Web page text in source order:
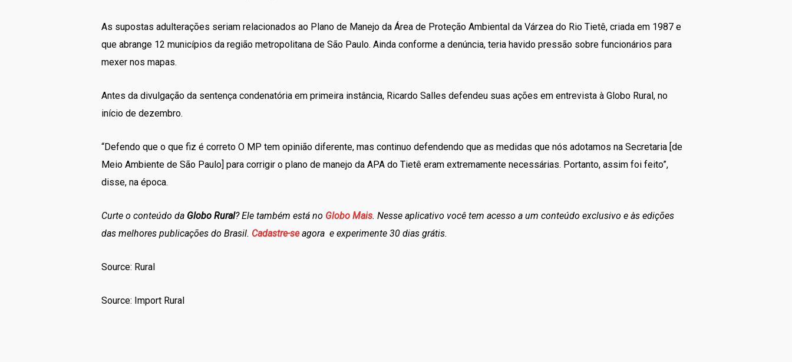
As supostas adulterações seriam relacionados ao Plano de Manejo da Área de Proteção Ambiental da Várzea do Rio Tietê, criada em 1987 e
que abrange 12 municípios da região metropolitana de São Paulo. Ainda conforme a denúncia, teria havido pressão sobre funcionários para
mexer nos mapas.
Antes da divulgação da sentença condenatória em primeira instância, Ricardo Salles defendeu suas ações em entrevista à Globo Rural, no
início de dezembro.
“Defendo que o que fiz é correto O MP tem opinião diferente, mas continuo defendendo que as medidas que nós adotamos na Secretaria [de
Meio Ambiente de São Paulo] para corrigir o plano de manejo da APA do Tietê eram extremamente necessárias. Portanto, assim foi feito”,
disse, na época.
Curte o conteúdo da Globo Rural? Ele também está no Globo Mais. Nesse aplicativo você tem acesso a um conteúdo exclusivo e às edições
das melhores publicações do Brasil. Cadastre-seagora e experimente 30 dias grátis.
Source: Rural
Source: Import Rural